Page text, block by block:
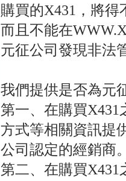
購買的X431，將
而且不能在
元征公司發現非法
我們提供是否為元
第一、在購買
方式等相關資訊提
公司認定的經銷商
第二、在購買